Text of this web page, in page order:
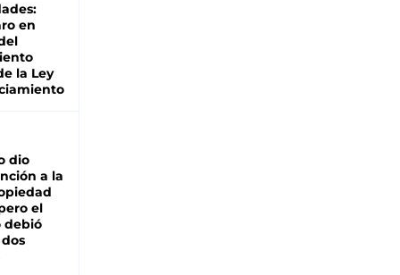
en
la Ley
dio
a la
el
debió